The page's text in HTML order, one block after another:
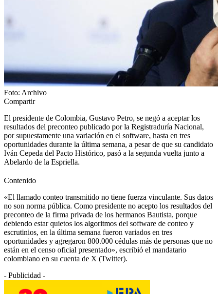
Foto: Archivo
Compartir
El presidente de Colombia, Gustavo Petro, se negó a aceptar los
resultados del preconteo publicado por la Registraduría Nacional,
por supuestamente una variación en el software, hasta en tres
oportunidades durante la última semana, a pesar de que su candidato
Iván Cepeda del Pacto Histórico, pasó a la segunda vuelta junto a
Abelardo de la Espriella.
Contenido
«El llamado conteo transmitido no tiene fuerza vinculante. Sus datos
no son norma pública. Como presidente no acepto los resultados del
preconteo de la firma privada de los hermanos Bautista, porque
debiendo estar quietos los algoritmos del software de conteo y
escrutinios, en la última semana fueron variados en tres
oportunidades y agregaron 800.000 cédulas más de personas que no
están en el censo oficial presentado», escribió el mandatario
colombiano en su cuenta de X (Twitter).
- Publicidad -